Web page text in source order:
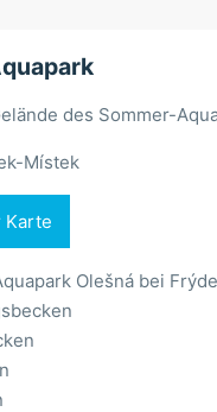
des Sommer-
Místek
Karte
Olešná bei